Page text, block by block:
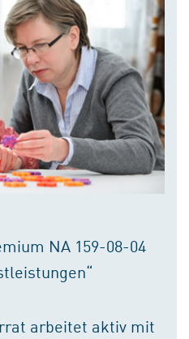
NA 159-08-04
arbeitet aktiv mit